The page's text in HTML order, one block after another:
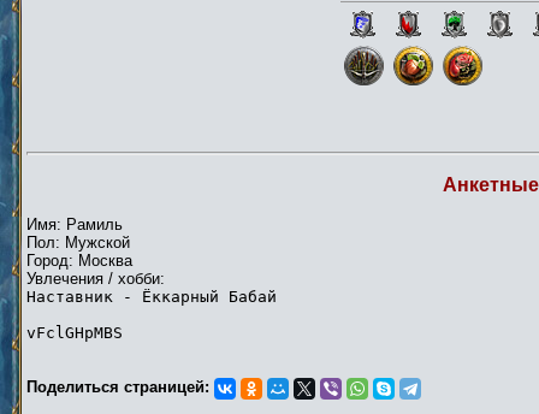
Имя: Рамиль
Пол: Мужской
Город: Москва
Увлечения / хобби:
Наставник - Ёккарный Бабай
vFclGHpMBS
Поделиться страницей: